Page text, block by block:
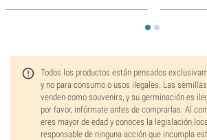
Todos los productos están pensados
y no para consumo o usos ilegales. Las
venden como souvenirs, y su germinación es
por favor, infórmate antes de comprarlas. Al
eres mayor de edad y conoces la legislación
responsable de ninguna acción que incumpla